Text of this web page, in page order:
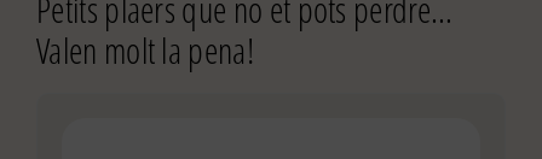
Petits plaers que no et pots perdre…
Valen molt la pena!